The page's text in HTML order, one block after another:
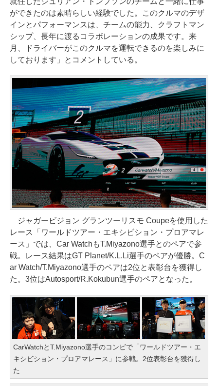
ができたのは素晴らしい経験でした。このクルマのデザ
インとパフォーマンスは、チームの能力、クラフトマン
シップ、長年に渡るコラボレーションの成果です。来
月、ドライバーがこのクルマを運転できるのを楽しみに
しております」とコメントしている。
ジャガービジョン グランツーリスモ Coupeを使用した
レース「ワールドツアー・エキシビション・プロアマレ
ース」では、Car WatchもT.Miyazono選手とのペアで参
戦。レース結果はGT Planet/K.L.Li選手のペアが優勝。C
ar Watch/T.Miyazono選手のペアは2位と表彰台を獲得し
た。3位はAutosport/R.Kokubun選手のペアとなった。
CarWatchとT.Miyazono選手のコンビで「ワールドツアー・エ
キシビション・プロアマレース」に参戦。2位表彰台を獲得し
た